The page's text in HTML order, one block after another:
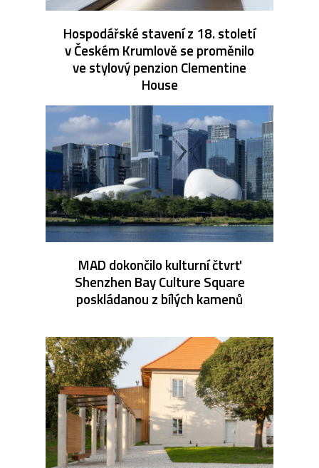
Hospodářské stavení z 18. století
v Českém Krumlově se proměnilo
ve stylový penzion Clementine
House
MAD dokončilo kulturní čtvrť
Shenzhen Bay Culture Square
poskládanou z bílých kamenů